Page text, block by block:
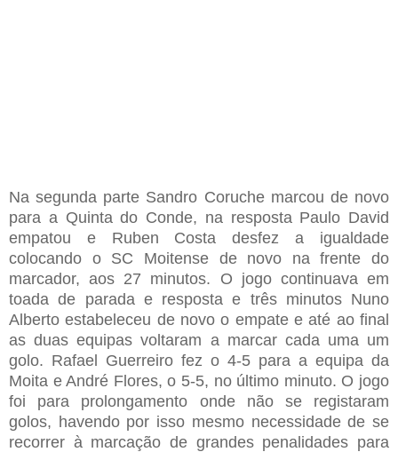
Na segunda parte Sandro Coruche marcou de novo
para a Quinta do Conde, na resposta Paulo David
empatou e Ruben Costa desfeza igualdade
colocando o SC Moitense de novo na frente do
marcador, aos 27 minutos. O jogo continuava em
toada de parada e resposta e três minutos Nuno
Albertoestabeleceu de novo o empate e até ao final
as duas equipas voltaram a marcar cada uma um
golo. Rafael Guerreiro fez o 4-5 para a equipa da
Moita e André Flores, o 5-5, no último minuto. O jogo
foi para prolongamento onde não se registaram
golos, havendo por isso mesmo necessidadede se
recorrer à marcação de grandes penalidades para